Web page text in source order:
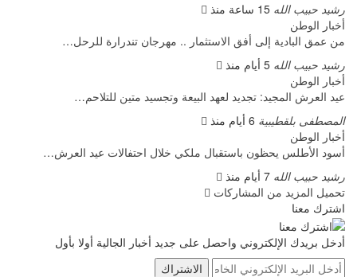
رشيد حبيب الله 15 ساعة منذ
أخبار الوطن
من عمق البادية إلى أفق الاستثمار .. مهرجان تندرارة للرحل…
رشيد حبيب الله 5 أيام منذ
أخبار الوطن
عيد العرش المجيد: تجديد لعهد البيعة وتجسيد متين للتلاحم…
المصطفى بلقطيبية 6 أيام منذ
أخبار الوطن
أسود الأطلس يحظون باستقبال ملكي خلال احتفالات عيد العرش…
رشيد حبيب الله 7 أيام منذ
تحميل المزيد من المشاركات
اشترك معنا
أدخل بريدك الإلكتروني واحصل على جديد أخبار الجالية أولا بأول
الاشتراك